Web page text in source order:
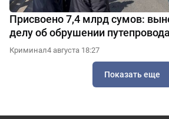
Присвоено 7,4 млрд сумов:
делу об обрушении
Криминал4 августа 18:27
Показать еще